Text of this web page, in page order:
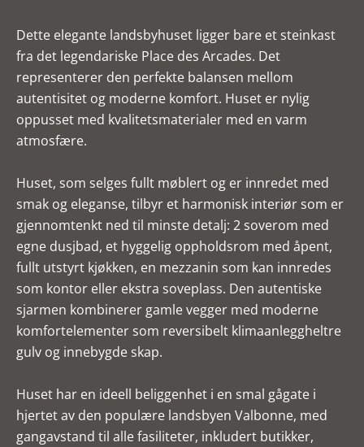
Dette elegante landsbyhuset ligger bare et steinkast
fra det legendariske Place des Arcades. Det
representerer den perfekte balansen mellom
autentisitet og moderne komfort. Huset er nylig
oppusset med kvalitetsmaterialer med en varm
atmosfære.
Huset, som selges fullt møblert og er innredet med
smak og eleganse, tilbyr et harmonisk interiør som er
gjennomtenkt ned til minste detalj: 2 soverom med
egne dusjbad, et hyggelig oppholdsrom med åpent,
fullt utstyrt kjøkken, en mezzanin som kan innredes
som kontor eller ekstra soveplass. Den autentiske
sjarmen kombinerer gamle vegger med moderne
komfortelementer som reversibelt klimaanleggheltre
gulv og innebygde skap.
Huset har en ideell beliggenhet i en smal gågate i
hjertet av den populære landsbyen Valbonne, med
gangavstand til alle fasiliteter, inkludert butikker,